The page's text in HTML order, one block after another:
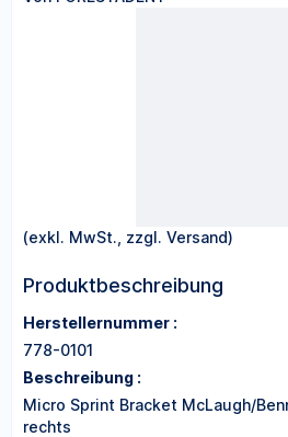
(exkl. MwSt., zzgl. Versand)
Produktbeschreibung
Herstellernummer :
778-0101
Beschreibung :
Micro Sprint Bracket McLaugh/
rechts